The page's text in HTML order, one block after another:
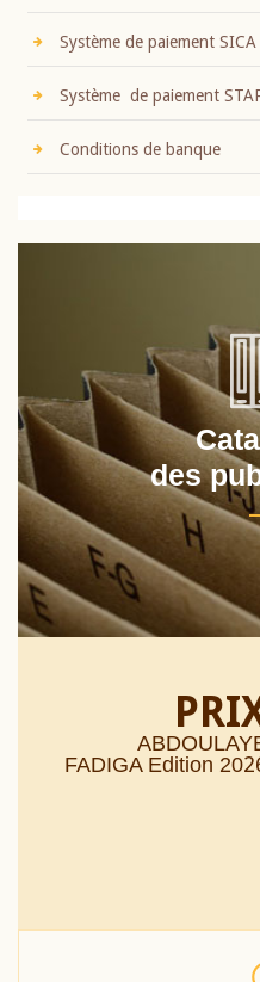
Système de paiement SICA
Système de paiement
Conditions de banque
des
FADIGA Edition 20